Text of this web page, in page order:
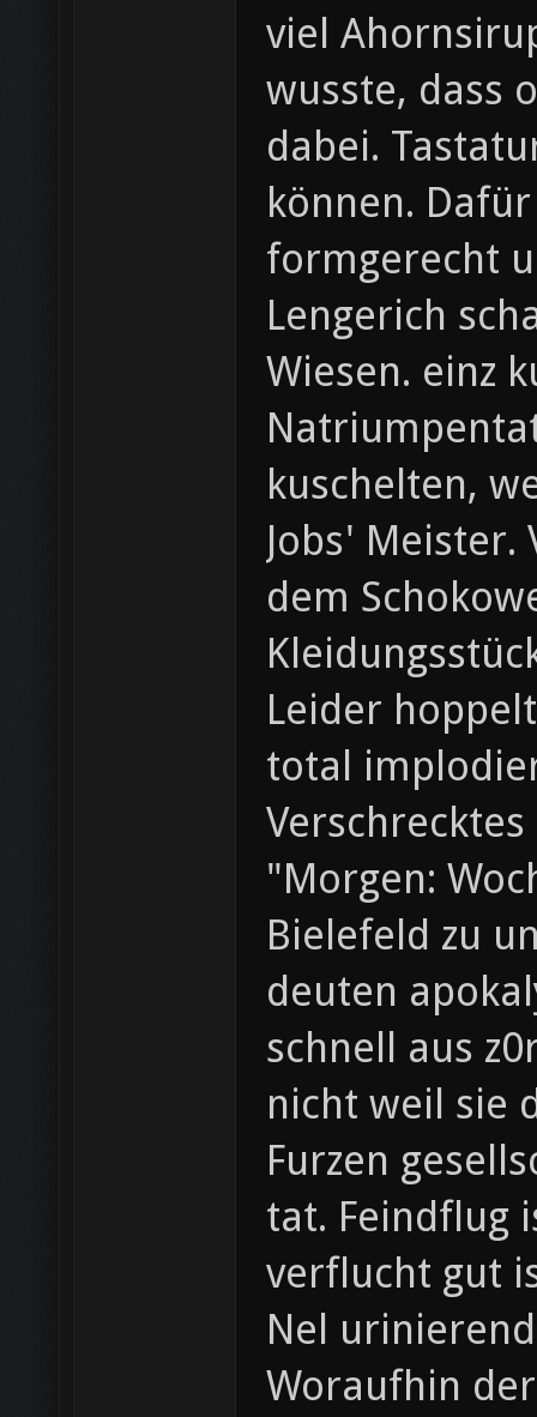
viel
wusste, dass
dabei.
können.
formgerecht
Lengerich
Wiesen. einz
kuschelten,
Jobs'
dem
Leider
total
"Morgen:
Bielefeld zu
deuten
schnell aus
nicht weil sie
Furzen
tat. Feindflug
verflucht gut
Nel
Woraufhin